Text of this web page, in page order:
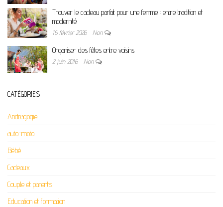
Trouver le cadeau parfait pour une femme : entre tradition et
modernité
16 février 2026 Non
Organiser des fêtes entre voisins
2 juin 2016 Non
CATÉGORIES
Andragogie
auto-moto
Bébé
Cadeaux
Couple et parents
Education et formation